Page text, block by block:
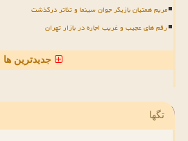
مریم همتیان بازیگر جوان سینما و تئاتر درگذشت
رقم های عجیب و غریب اجاره در بازار تهران
جدیدترین ها
تگها